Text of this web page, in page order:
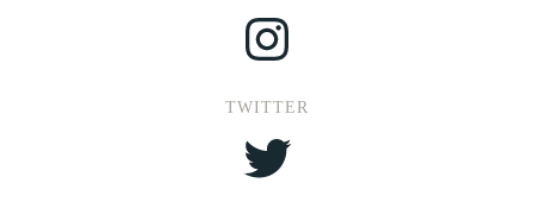
Instagram
TWITTER
Twitter